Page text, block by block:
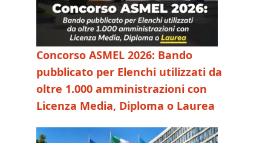
Concorso ASMEL 2026: Bando
pubblicato per Elenchi utilizzati da
oltre 1.000 amministrazioni con
Licenza Media, Diploma o Laurea